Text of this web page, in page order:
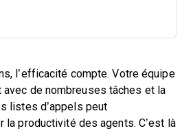
l’efficacité compte. Votre équipe
avec de nombreuses tâches et la
listes d’appels peut
la productivité des agents. C’est là